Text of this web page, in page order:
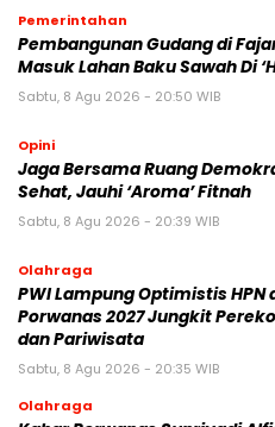
Pemerintahan
Pembangunan Gudang di
Masuk Lahan Baku Sawah Di
Sabtu, 8 Agu 2026 - 20:50 WIB
Opini
Jaga Bersama Ruang
Sehat, Jauhi ‘Aroma’ Fitnah
Sabtu, 8 Agu 2026 - 20:39 WIB
Olahraga
PWI Lampung Optimistis HPN
Porwanas 2027 Jungkit
dan Pariwisata
Sabtu, 8 Agu 2026 - 20:35 WIB
Olahraga